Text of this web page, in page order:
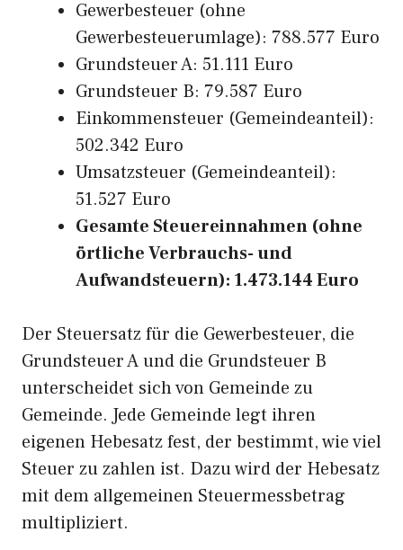
Gewerbesteuer (ohne
Gewerbesteuerumlage): 788.577 Euro
Grundsteuer A: 51.111 Euro
Grundsteuer B: 79.587 Euro
Einkommensteuer (Gemeindeanteil):
502.342 Euro
Umsatzsteuer (Gemeindeanteil):
51.527 Euro
Gesamte Steuereinnahmen (ohne
örtliche Verbrauchs- und
Aufwandsteuern): 1.473.144 Euro
Der Steuersatz für die Gewerbesteuer, die
Grundsteuer A und die Grundsteuer B
unterscheidet sich von Gemeinde zu
Gemeinde. Jede Gemeinde legt ihren
eigenen Hebesatz fest, der bestimmt, wie viel
Steuer zu zahlen ist. Dazu wird der Hebesatz
mit dem allgemeinen Steuermessbetrag
multipliziert.